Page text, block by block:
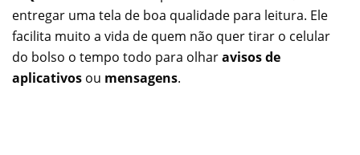
entregar uma tela de boa qualidade para leitura. Ele
facilita muito a vida de quem não quer tirar o celular
do bolso o tempo todo para olharavisos de
aplicativos ou mensagens.